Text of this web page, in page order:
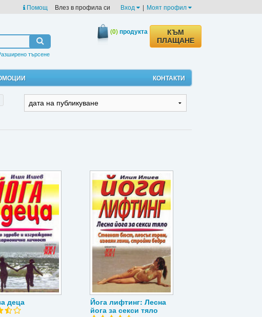
Помощ Влез в профила си Вход | Моят профил
търсене
(0)продукта
КЪМ
ПЛАЩАНЕ
КОНТАКТИ
деца
Йога лифтинг: Лесна
йога за секси тяло